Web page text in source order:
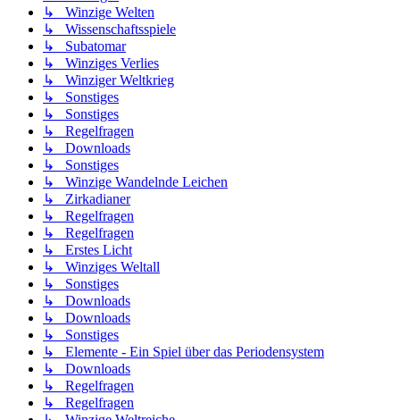
↳ Winzige Welten
↳ Wissenschaftsspiele
↳ Subatomar
↳ Winziges Verlies
↳ Winziger Weltkrieg
↳ Sonstiges
↳ Sonstiges
↳ Regelfragen
↳ Downloads
↳ Sonstiges
↳ Winzige Wandelnde Leichen
↳ Zirkadianer
↳ Regelfragen
↳ Regelfragen
↳ Erstes Licht
↳ Winziges Weltall
↳ Sonstiges
↳ Downloads
↳ Downloads
↳ Sonstiges
↳ Elemente - Ein Spiel über das Periodensystem
↳ Downloads
↳ Regelfragen
↳ Regelfragen